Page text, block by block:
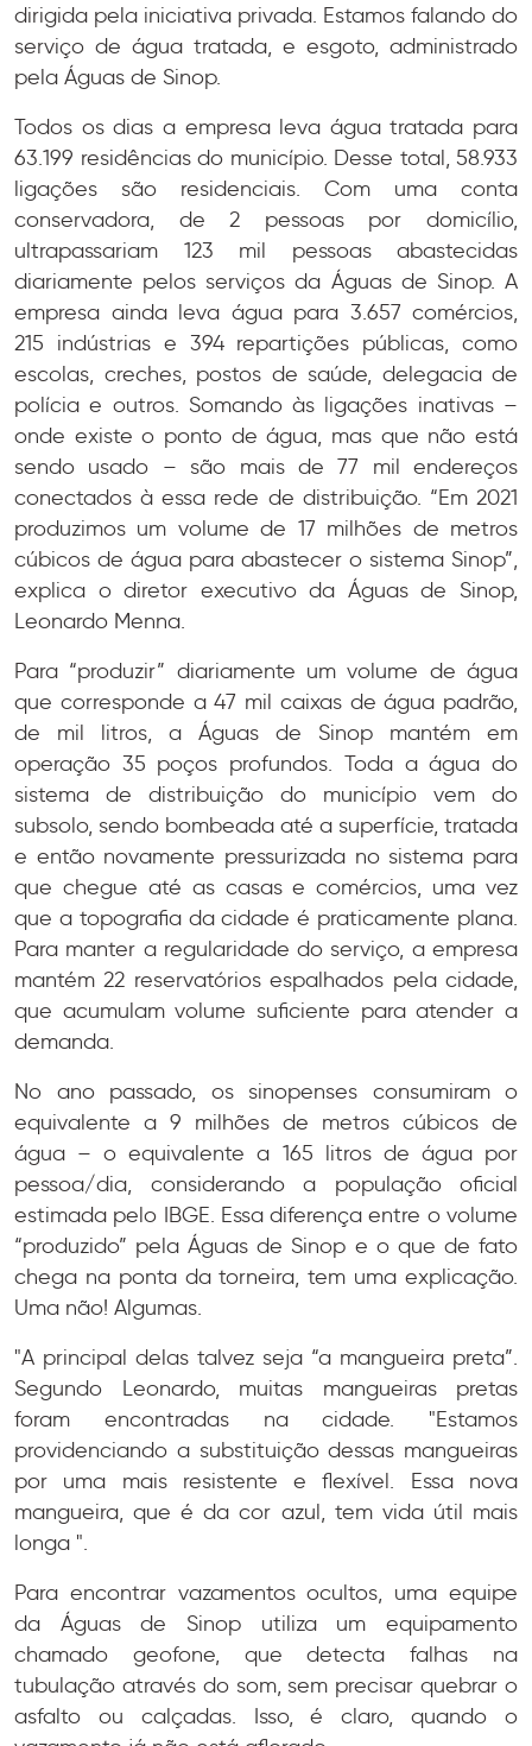
dirigida pela iniciativa privada. Estamos falando do
serviço de água tratada, e esgoto, administrado
pela Águas de Sinop.
Todos os dias a empresa leva água tratada para
63.199 residências do município. Desse total, 58.933
ligações são residenciais. Com uma conta
conservadora, de 2 pessoas por domicílio,
ultrapassariam 123 mil pessoas abastecidas
diariamente pelos serviços da Águas de Sinop. A
empresa ainda leva água para 3.657 comércios,
215 indústrias e 394 repartições públicas, como
escolas, creches, postos de saúde, delegacia de
polícia e outros. Somando às ligações inativas –
onde existe o ponto de água, mas que não está
sendo usado – são mais de 77 mil endereços
conectados à essa rede de distribuição. “Em 2021
produzimos um volume de 17 milhões de metros
cúbicos de água para abastecer o sistema Sinop”,
explica o diretor executivo da Águas de Sinop,
Leonardo Menna.
Para “produzir” diariamente um volume de água
que corresponde a 47 mil caixas de água padrão,
de mil litros, a Águas de Sinop mantém em
operação 35 poços profundos. Toda a água do
sistema de distribuição do município vem do
subsolo, sendo bombeada até a superfície, tratada
e então novamente pressurizada no sistema para
que chegue até as casas e comércios, uma vez
que a topografia da cidade é praticamente plana.
Para manter a regularidade do serviço, a empresa
mantém 22 reservatórios espalhados pela cidade,
que acumulam volume suficiente para atender a
demanda.
No ano passado, os sinopenses consumiram o
equivalente a 9 milhões de metros cúbicos de
água – o equivalente a 165 litros de água por
pessoa/dia, considerando a população oficial
estimada pelo IBGE. Essa diferença entre o volume
“produzido” pela Águas de Sinop e o que de fato
chega na ponta da torneira, tem uma explicação.
Uma não! Algumas.
"A principal delas talvez seja “a mangueira preta”.
Segundo Leonardo, muitas mangueiras pretas
foram encontradas na cidade. "Estamos
providenciando a substituição dessas mangueiras
por uma mais resistente e flexível. Essa nova
mangueira, que é da cor azul, tem vida útil mais
longa ".
Para encontrar vazamentos ocultos, uma equipe
da Águas de Sinop utiliza um equipamento
chamado geofone, que detecta falhas na
tubulação através do som, sem precisar quebrar o
asfalto ou calçadas. Isso, é claro, quando o